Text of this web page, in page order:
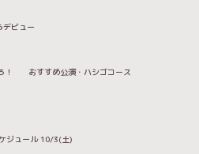
デビュー
！
おすすめ公演・ハシゴコース
ジュール 10/3(土)